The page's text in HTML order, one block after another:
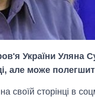
України Уляна
але може
своїй сторінці в